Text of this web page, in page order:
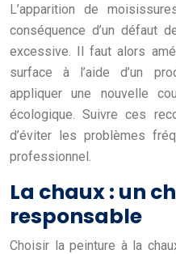
L’apparition de
conséquence d’un défaut
excessive. Il faut alors
surface à l’aide d’un
appliquer une nouvelle
écologique. Suivre ces
d’éviter les problèmes
professionnel.
La chaux : un
responsable
Choisir la peinture à la